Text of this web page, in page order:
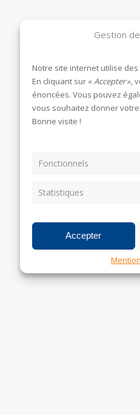
Gestion
Notre site internet utilise
En cliquant sur « Accepter»,
énoncées. Vous pouvez
vous souhaitez donner
Bonne visite !
Fonctionnels
Statistiques
Accepter